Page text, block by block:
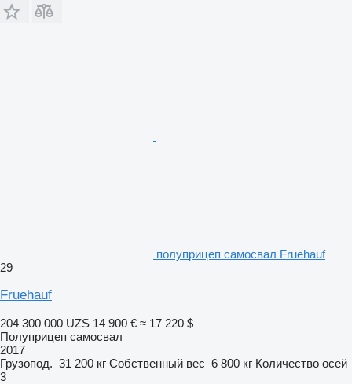
полуприцеп самосвал Fruehauf
29
Fruehauf
204 300 000 UZS 14 900 € ≈ 17 220 $
Полуприцеп самосвал
2017
Грузопод. 31 200 кг Собственный вес 6 800 кг Количество осей
3